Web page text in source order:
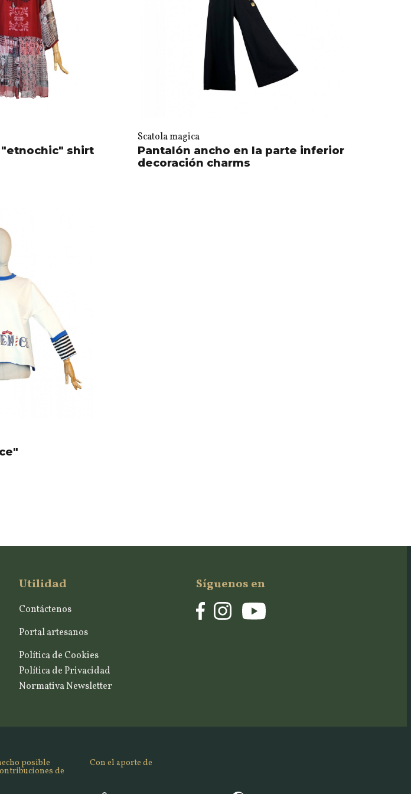
shirt
Scatola magica
Pantalón ancho en la parte inferior
decoración charms
Utilidad
Contáctenos
Portal artesanos
Política de Cookies
Política de Privacidad
Normativa Newsletter
Síguenos en
posible
de
Con el aporte de